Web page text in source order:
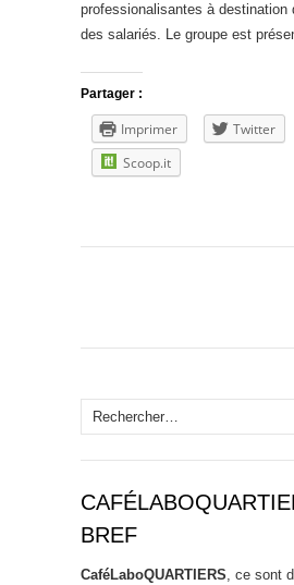
professionalisantes à destination
des salariés. Le groupe est
Partager :
Imprimer Twitter
Scoop.it
Rechercher :
BREF
CaféLaboQUARTIERS, ce sont